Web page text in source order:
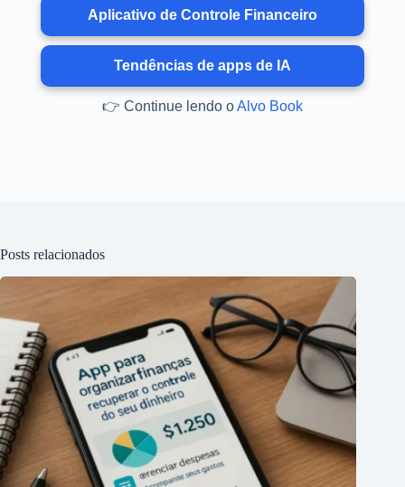
Aplicativo de Controle Financeiro
Tendências de apps de IA
👉 Continue lendo oAlvo Book
Posts relacionados